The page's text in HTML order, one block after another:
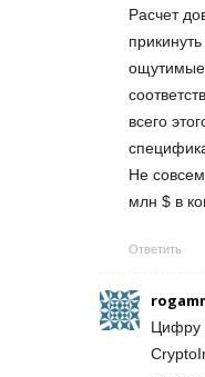
Расчет
ощутимые
всего
Не
млн $ в
Ответить
Цифру